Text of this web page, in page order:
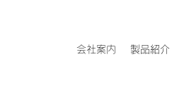
会社案内 製品紹介